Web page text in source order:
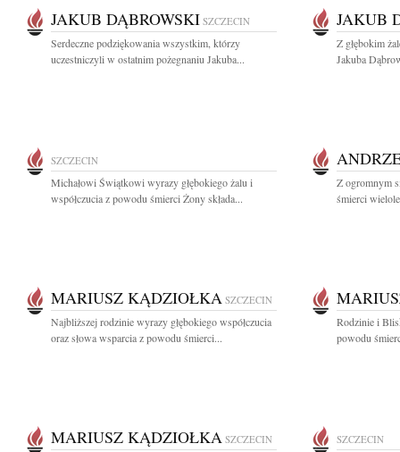
JAKUB DĄBROWSKI SZCZECIN
Serdeczne podziękowania wszystkim, którzy
uczestniczyli w ostatnim pożegnaniu Jakuba...
JAKUB
Z głębokim
Jakuba
SZCZECIN
Michałowi Świątkowi wyrazy głębokiego żalu i
współczucia z powodu śmierci Żony składa...
Z ogromnym
śmierci
MARIUSZ KĄDZIOŁKA SZCZECIN
Najbliższej rodzinie wyrazy głębokiego współczucia
oraz słowa wsparcia z powodu śmierci...
Rodzinie i
powodu
MARIUSZ KĄDZIOŁKA SZCZECIN SZCZECIN